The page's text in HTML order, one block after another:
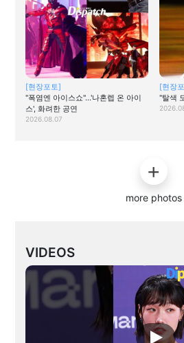
[현장포토]
"폭염엔 아이스쇼"…'나혼렙 온 아이
스', 화려한 공연
2026.08.07
[현장
"탈색
more photos
VIDEOS